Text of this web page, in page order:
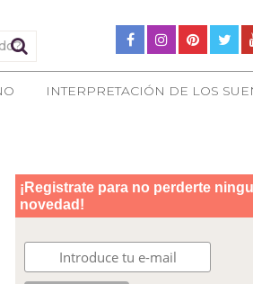
INTERPRETACIÓN DE LOS